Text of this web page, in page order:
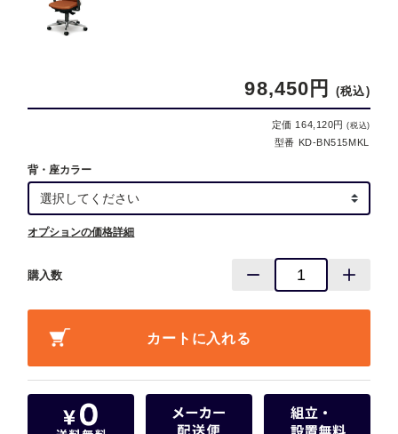
98,450円 (税込)
定価 164,120円(税込)
型番 KD-BN515MKL
背・座カラー
オプションの価格詳細
購入数